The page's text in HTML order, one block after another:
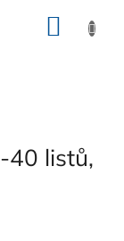
40 listů,